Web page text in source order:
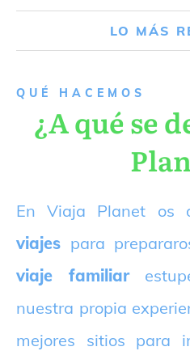
LO MÁS
QUÉ HACEMOS
¿A qué se
En Viaja Planet os
viajes para
viaje familiar
nuestra propia
mejores sitios para